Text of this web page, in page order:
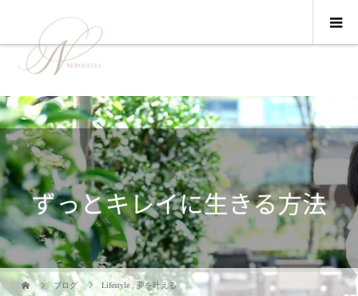
ブログ Lifestyle ,夢を叶える